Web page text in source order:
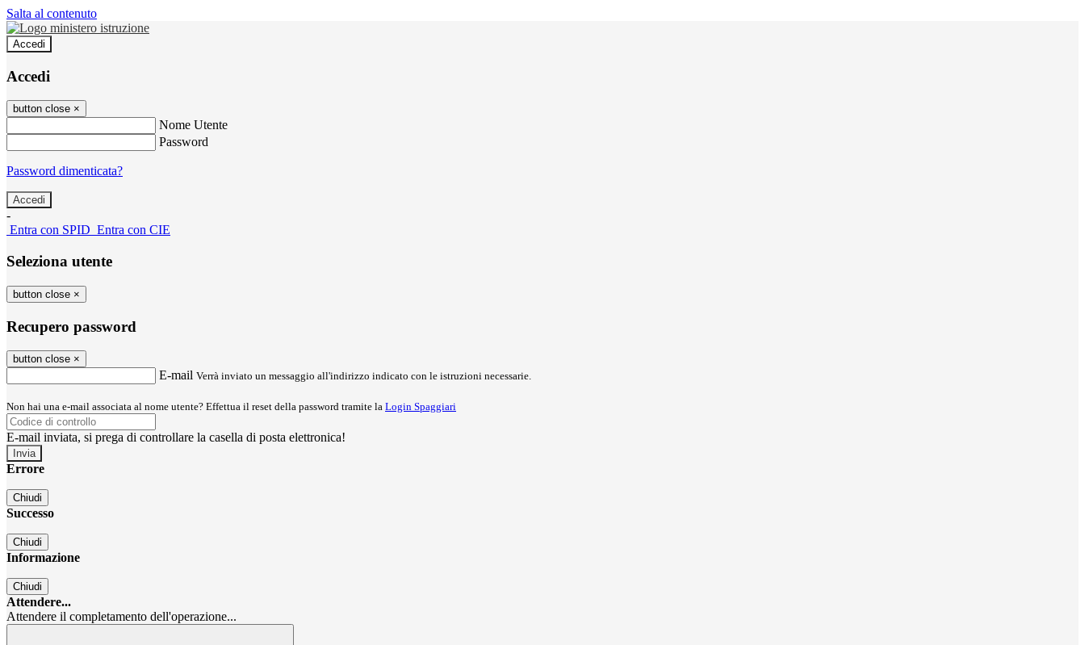
Salta al contenuto
Accedi
Accedi
button close ×
Nome Utente
Password
Password dimenticata?
-
Entra con SPID Entra con CIE
Seleziona utente
button close ×
Recupero password
button close ×
E-mail Verrà inviato un messaggio all'indirizzo indicato con le istruzioni necessarie.
Non hai una e-mail associata al nome utente? Effettua il reset della password tramite la Login Spaggiari
E-mail inviata, si prega di controllare la casella di posta elettronica!
Errore
Chiudi
Successo
Chiudi
Informazione
Chiudi
Attendere...
Attendere il completamento dell'operazione...